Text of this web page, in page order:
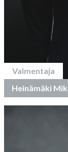
Valmentaja
Heinämäki